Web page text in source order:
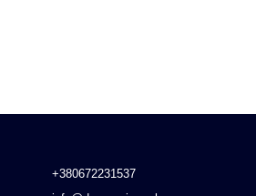
+380672231537